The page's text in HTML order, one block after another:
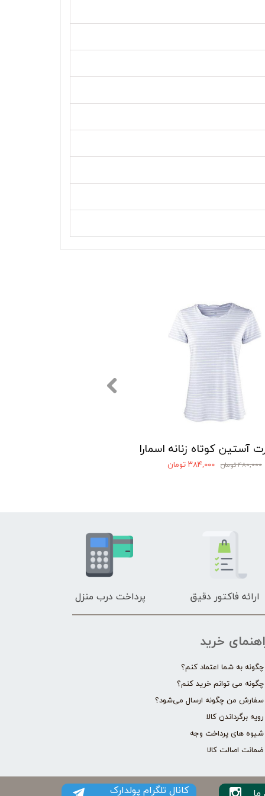
آستین کوتاه زنانه اسمارا
۴۸۰,۰۰۰ تومان ۳۸۴,۰۰۰ تومان
ارائه فاکتور دقیق پرداخت درب منزل
خرید
چگونه به شما اعتماد کنم؟
چگونه می توانم خرید کنم؟
سفارش من چگونه ارسال می‌شود؟
رویه برگرداندن کالا
شیوه های پرداخت وجه
ضمانت اصالت کالا
کانال تلگرام پولدارک